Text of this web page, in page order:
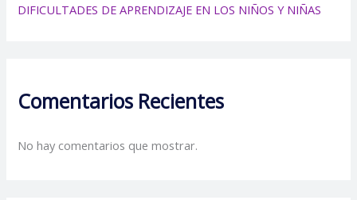
DIFICULTADES DE APRENDIZAJE EN LOS NIÑOS Y NIÑAS
Comentarios Recientes
No hay comentarios que mostrar.